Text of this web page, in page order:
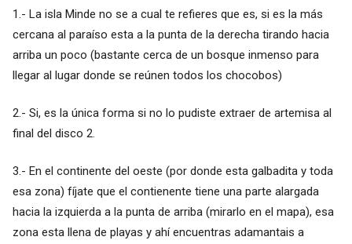
1.- La isla Minde no se a cual te refieres que es, si es la más
cercana al paraíso esta a la punta de la derecha tirando hacia
arriba un poco (bastante cerca de un bosque inmenso para
llegar al lugar donde se reúnen todos los chocobos)
2.- Si, es la única forma si no lo pudiste extraer de artemisa al
final del disco 2.
3.- En el continente del oeste (por donde esta galbadita y toda
esa zona) fíjate que el contienente tiene una parte alargada
hacia la izquierda a la punta de arriba (mirarlo en el mapa), esa
zona esta llena de playas y ahí encuentras adamantais a